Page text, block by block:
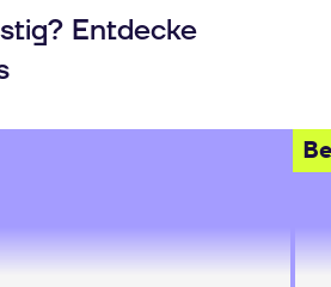
Entdecke